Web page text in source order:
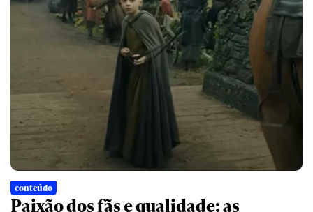
conteúdo
Paixão dos fãs e qualidade: as